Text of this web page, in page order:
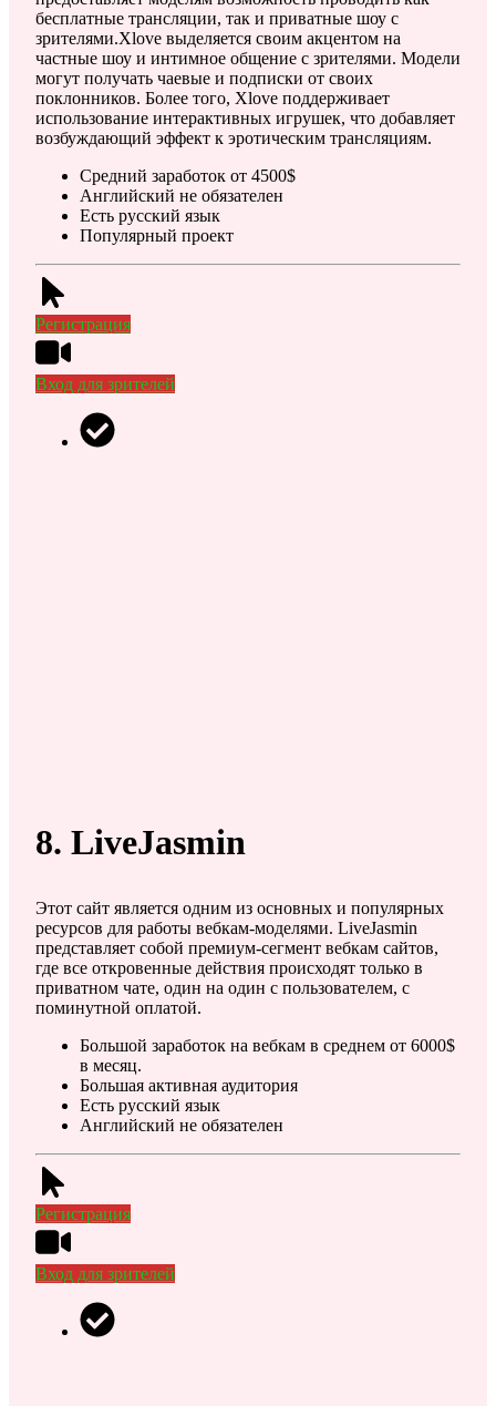
бесплатные трансляции, так и приватные шоу с
зрителями.Xlove выделяется своим акцентом на
частные шоу и интимное общение с зрителями. Модели
могут получать чаевые и подписки от своих
поклонников. Более того, Xlove поддерживает
использование интерактивных игрушек, что добавляет
возбуждающий эффект к эротическим трансляциям.
Средний заработок от 4500$
Английский не обязателен
Есть русский язык
Популярный проект
Регистрация
Вход для зрителей
8. LiveJasmin
Этот сайт является одним из основных и популярных
ресурсов для работы вебкам-моделями. LiveJasmin
представляет собой премиум-сегмент вебкам сайтов,
где все откровенные действия происходят только в
приватном чате, один на один с пользователем, с
поминутной оплатой.
Большой заработок на вебкам в среднем от 6000$
в месяц.
Большая активная аудитория
Есть русский язык
Английский не обязателен
Регистрация
Вход для зрителей